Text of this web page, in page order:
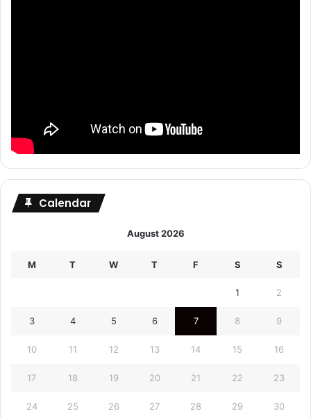
Calendar
August 2026
M T W T F S S
1 2
3 4 5 6 7 8 9
10 11 12 13 14 15 16
17 18 19 20 21 22 23
24 25 26 27 28 29 30